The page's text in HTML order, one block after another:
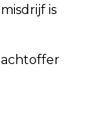
is